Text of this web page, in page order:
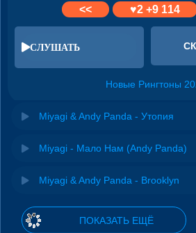
<<
♥2 +9 114
СЛУШАТЬ
Новые Рингтоны
Miyagi & Andy Panda - Утопия
Miyagi - Мало Нам (Andy Panda)
Miyagi & Andy Panda - Brooklyn
ПОКАЗАТЬ ЕЩЁ